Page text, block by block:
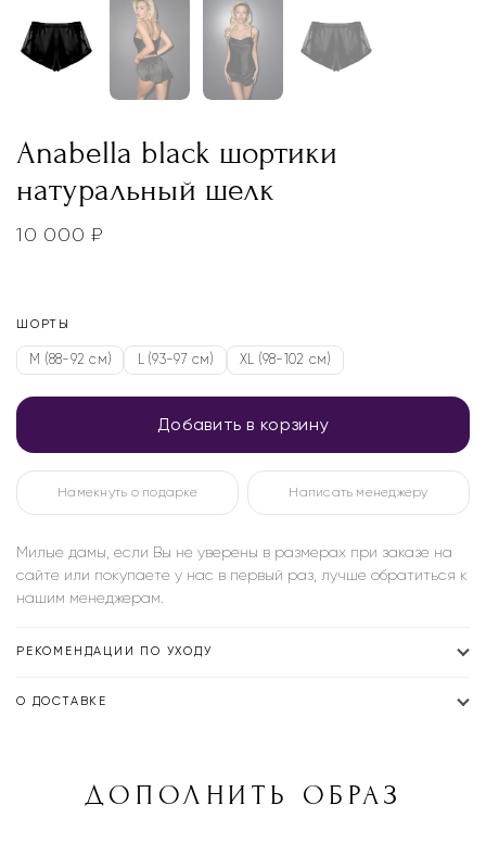
Anabella black шортики
натуральный шелк
10 000₽
ШОРТЫ
M (88-92 см) L (93-97 см) XL (98-102 см)
Добавить в корзину
Намекнуть о подарке Написать менеджеру
Милые дамы, если Вы не уверены в размерах при заказе на
сайте или покупаете у нас в первый раз, лучше обратиться к
нашим менеджерам.
РЕКОМЕНДАЦИИ ПО УХОДУ
О ДОСТАВКЕ
ДОПОЛНИТЬ ОБРАЗ